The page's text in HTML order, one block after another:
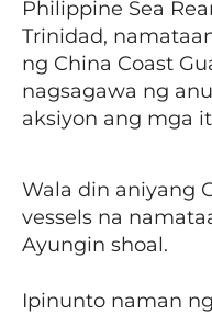
Philippine Sea
Trinidad,
ng China Coast
nagsagawa ng
aksiyon ang mga
Wala din aniyang
vessels na
Ayungin shoal.
Ipinunto naman